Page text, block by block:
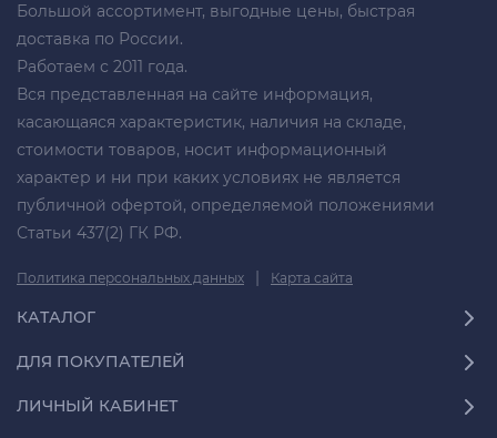
Большой ассортимент, выгодные цены, быстрая
доставка по России.
Работаем с 2011 года.
Вся представленная на сайте информация,
касающаяся характеристик, наличия на складе,
стоимости товаров, носит информационный
характер и ни при каких условиях не является
публичной офертой, определяемой положениями
Статьи 437(2) ГК РФ.
Политика персональных данных | Карта сайта
КАТАЛОГ
ДЛЯ ПОКУПАТЕЛЕЙ
ЛИЧНЫЙ КАБИНЕТ